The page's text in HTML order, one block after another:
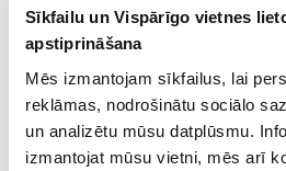
Sīkfailu un Vispārīgo vietnes
apstiprināšana
Mēs izmantojam sīkfailus, lai
reklāmas, nodrošinātu sociālo
un analizētu mūsu datplūsmu.
izmantojat mūsu vietni, mēs arī